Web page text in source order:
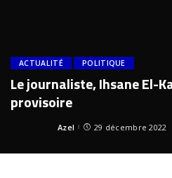
ACTUALITÉ POLITIQUE
Le journaliste, Ihsane El-
provisoire
Posted
Azel 29 décembre 2022